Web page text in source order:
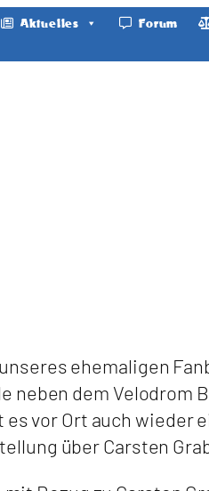
Aktuelles Forum
ehemaligen
neben dem Velodrom
vor Ort auch wieder
über Carsten